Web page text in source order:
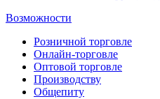
Возможности
Розничной торговле
Онлайн-торговле
Оптовой торговле
Производству
Общепиту